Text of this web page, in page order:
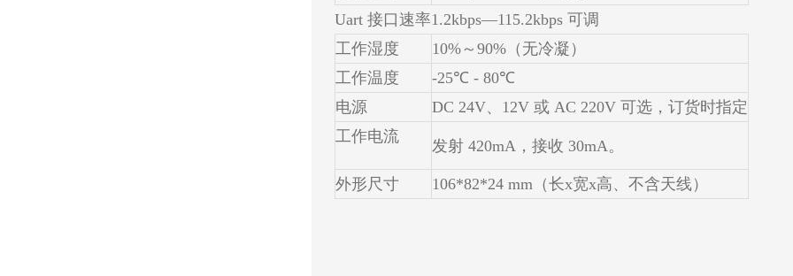
Uart 接口速率1.2kbps—115.2kbps 可调
工作湿度
10%～90%（无冷凝）
工作温度
-25℃ - 80℃
电源
DC 24V、12V 或 AC 220V 可选，订货时指定
工作电流
发射 420mA，接收 30mA。
外形尺寸 106*82*24 mm（长x宽x高、不含天线）